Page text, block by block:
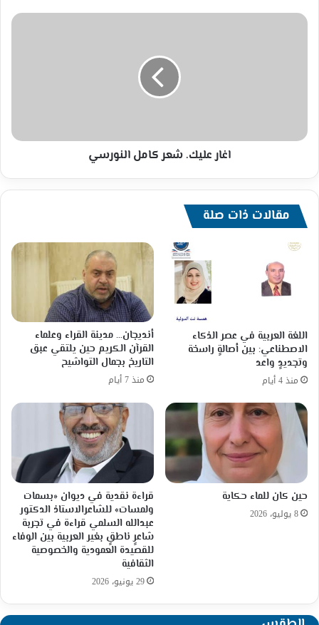
اغار
اغار عليك. شعر كامل النورسي
مقالات ذات صلة
اللغة العربية في عصر الذكاء
الاصطناعي: بين أصالةٍ راسخة
وتجديدٍ واعد
منذ 4 أيام
أنديجان… مدينة القراء وعلماء
القرآن الكريم حين يلتقي عبق
التاريخ بجمال التواشيح
منذ 7 أيام
حين كان للماء حكاية
8 يوليو، 2026
قراءة نقدية في ديوان «بسمات
ولمسات» للشاعرالاستاذ الدكتور
عبدالله السلمي قراءة في تجربة
شاعرٍ ناطقٍ بغير العربية بين الوفاء
للقصيدة العمودية والخصوصية
الثقافية
29 يونيو، 2026